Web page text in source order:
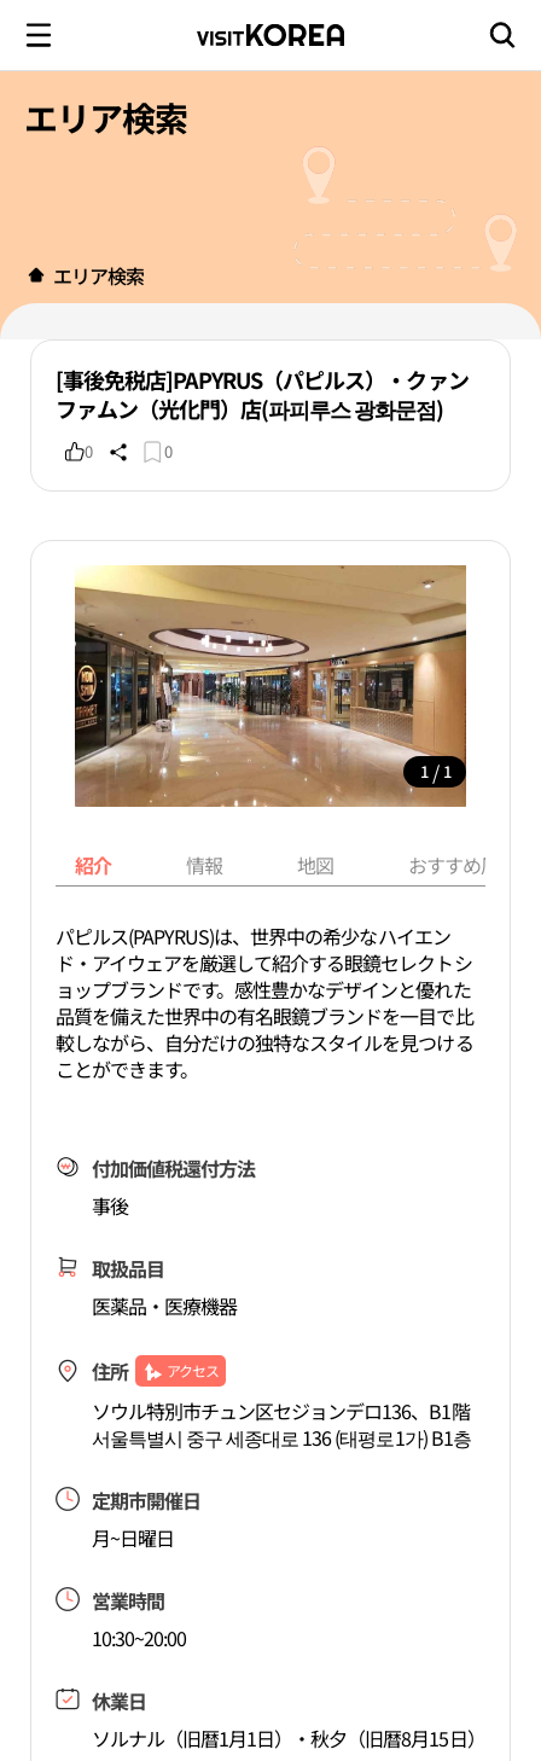
エリア検索
エリア検索
[事後免税店]PAPYRUS（パピルス）・クァン
ファムン（光化門）店(파피루스 광화문점)
0 0
1 / 1
紹介 情報 地図 おすすめ周辺
パピルス(PAPYRUS)は、世界中の希少なハイエン
ド・アイウェアを厳選して紹介する眼鏡セレクトシ
ョップブランドです。感性豊かなデザインと優れた
品質を備えた世界中の有名眼鏡ブランドを一目で比
較しながら、自分だけの独特なスタイルを見つける
ことができます。
付加価値税還付方法
事後
取扱品目
医薬品・医療機器
住所 アクセス
ソウル特別市チュン区セジョンデロ136、B1階
서울특별시 중구 세종대로 136 (태평로1가) B1층
定期市開催日
月~日曜日
営業時間
10:30~20:00
休業日
ソルナル（旧暦1月1日）・秋夕（旧暦8月15日）